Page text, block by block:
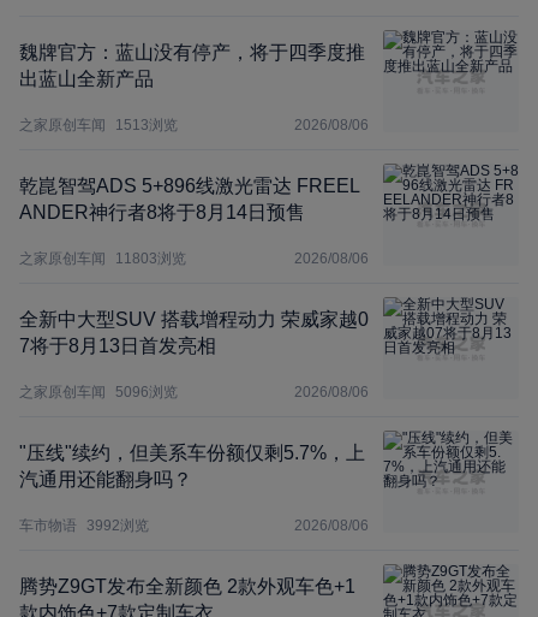
魏牌官方：蓝山没有停产，将于四季度推
出蓝山全新产品
之家原创车闻 1513浏览 2026/08/06
乾崑智驾ADS 5+896线激光雷达 FREEL
ANDER神行者8将于8月14日预售
之家原创车闻 11803浏览 2026/08/06
全新中大型SUV 搭载增程动力 荣威家越0
7将于8月13日首发亮相
之家原创车闻 5096浏览 2026/08/06
"压线"续约，但美系车份额仅剩5.7%，上
汽通用还能翻身吗？
车市物语 3992浏览 2026/08/06
腾势Z9GT发布全新颜色 2款外观车色+1
款内饰色+7款定制车衣